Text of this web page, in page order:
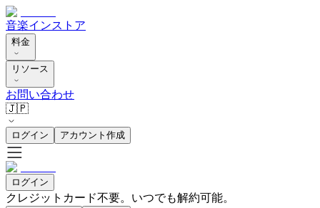
音楽インストア
料金
リソース
お問い合わせ
🇯🇵
ログイン アカウント作成
ログイン
クレジットカード不要。いつでも解約可能。